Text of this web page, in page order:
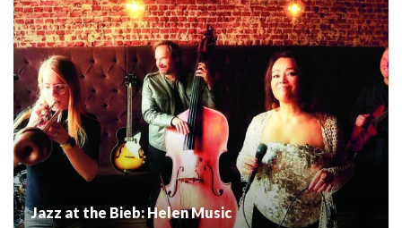
Jazz at the Bieb: Helen Music